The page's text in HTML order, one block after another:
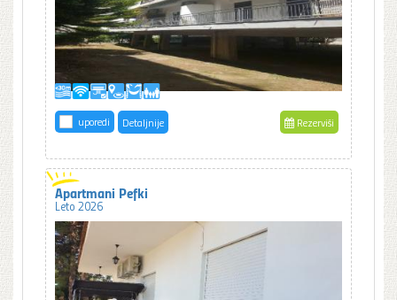
uporedi Detaljnije Rezerviši
Apartmani Pefki
Leto 2026